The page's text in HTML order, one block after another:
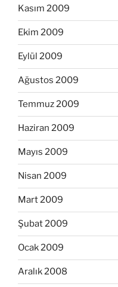
Kasım 2009
Ekim 2009
Eylül 2009
Ağustos 2009
Temmuz 2009
Haziran 2009
Mayıs 2009
Nisan 2009
Mart 2009
Şubat 2009
Ocak 2009
Aralık 2008